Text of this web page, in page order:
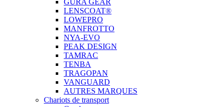
GURA GEAR
LENSCOAT®
LOWEPRO
MANFROTTO
NYA-EVO
PEAK DESIGN
TAMRAC
TENBA
TRAGOPAN
VANGUARD
AUTRES MARQUES
Chariots de transport